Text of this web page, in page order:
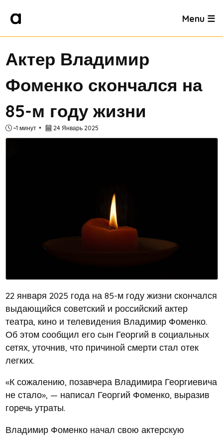
Menu ☰
Актер Владимир
Фоменко скончался на
85-м году жизни
~1 минут 24 Январь 2025
22 января 2025 года на 85-м году жизни скончался
выдающийся советский и российский актер
театра, кино и телевидения Владимир Фоменко.
Об этом сообщил его сын Георгий в социальных
сетях, уточнив, что причиной смерти стал отек
легких.
«К сожалению, позавчера Владимира Георгиевича
не стало», — написал Георгий Фоменко, выразив
горечь утраты.
Владимир Фоменко начал свою актерскую